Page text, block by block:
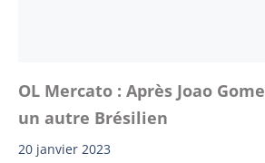
OL Mercato : Après Joao
un autre Brésilien
20 janvier 2023